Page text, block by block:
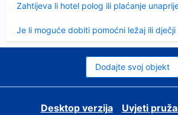
Zahtijeva li hotel polog ili plaćanje
Je li moguće dobiti pomoćni ležaj ili
Dodajte svoj objekt
Desktop verzija
Uvjeti